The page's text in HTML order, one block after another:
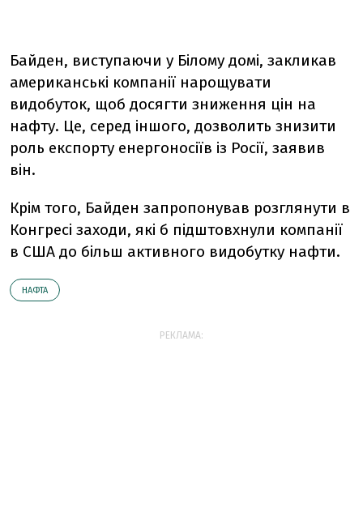
Байден, виступаючи у Білому домі, закликав
американські компанії нарощувати
видобуток, щоб досягти зниження цін на
нафту. Це, серед іншого, дозволить знизити
роль експорту енергоносіїв із Росії, заявив
він.
Крім того, Байден запропонував розглянути в
Конгресі заходи, які б підштовхнули компанії
в США до більш активного видобутку нафти.
НАФТА
РЕКЛАМА: